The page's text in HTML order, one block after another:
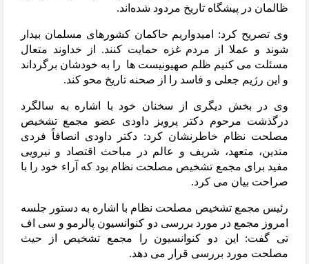
ظالمان در پیشگاه تاریخ مردود شده‌اند.
وی تصریح کرد: امیدواریم حاکمان کشورهای مسلمان بیدار
شوند و عملا از مردم غزه حمایت کنند. از خداوند متعال
مسئلت می کنیم ظلم صهیونیست ها را به خودشان برگرداند
و این رژیم جعلی و فاسد را از صحنه تاریخ محو کند.
وی در بخش دیگری از سخنان خود با اشاره به سالگرد
درگذشت مرحوم دکتر پرویز داودی عضو مجمع تشخیص
مصلحت نظام خاطرنشان کرد: دکتر داودی انصافاً فردی
متدین، متعهد، شریف و عالم در مباحث اقتصاد و نیرویی
مفید برای مجمع تشخیص مصلحت نظام بود که آراء خود را با
صراحت بیان می کرد.
رئیس مجمع تشخیص مصلحت نظام با اشاره به دستور جلسه
امروز مجمع در مورد بررسی دو کنوانسیون پالرمو و سی اف
تی گفت: این دو کنوانسیون را مجمع تشخیص از حیث
مصلحت مورد بررسی قرار می دهد.